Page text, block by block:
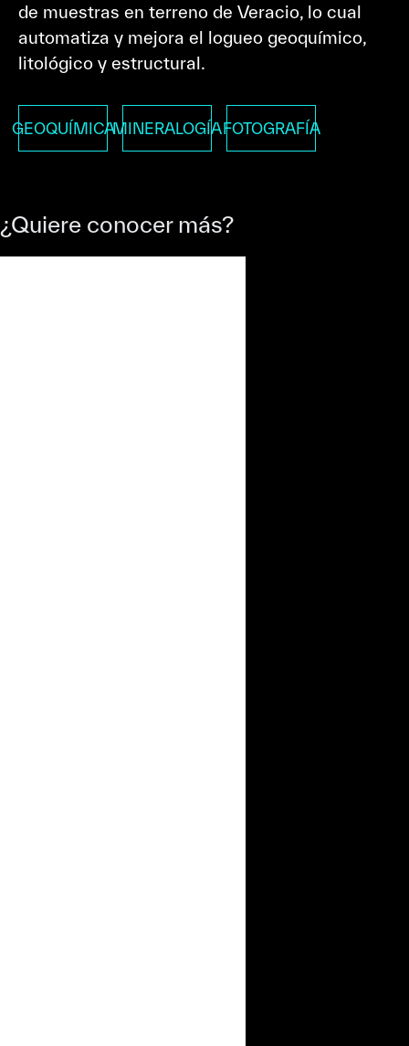
de muestras en terreno de Veracio, lo cual
automatiza y mejora el logueo geoquímico,
litológico y estructural.
GEOQUÍMICAMINERALOGÍAFOTOGRAFÍA
¿Quiere conocer más?